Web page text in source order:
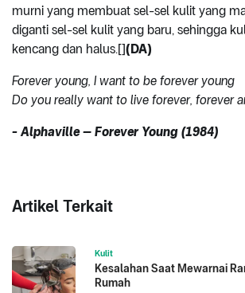
murni yang membuat sel-sel kulit yang
diganti sel-sel kulit yang baru, sehingga
kencang dan halus.[](DA)
Forever young, I want to be forever young
Do you really want to live forever, forever
- Alphaville – Forever Young (1984)
Artikel Terkait
Kulit
Kesalahan Saat Mewarnai
Rumah